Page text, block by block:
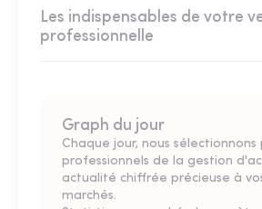
Les indispensables de votre
professionnelle
Graph du jour
Chaque jour, nous sélectionnons
professionnels de la gestion
actualité chiffrée précieuse à
marchés.